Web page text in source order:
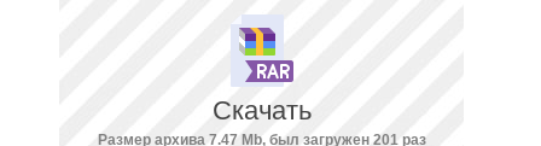
Скачать
Размер архива 7.47 Mb, был загружен 201 раз